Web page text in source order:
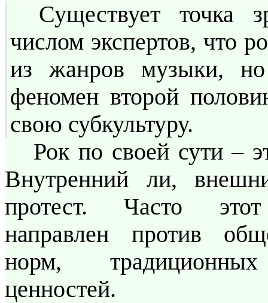
Существует точка
числом экспертов, что
из жанров музыки,
феномен второй
свою субкультуру.
Рок по своей сути –
Внутренний ли,
протест. Часто
направлен против
норм,
ценностей.